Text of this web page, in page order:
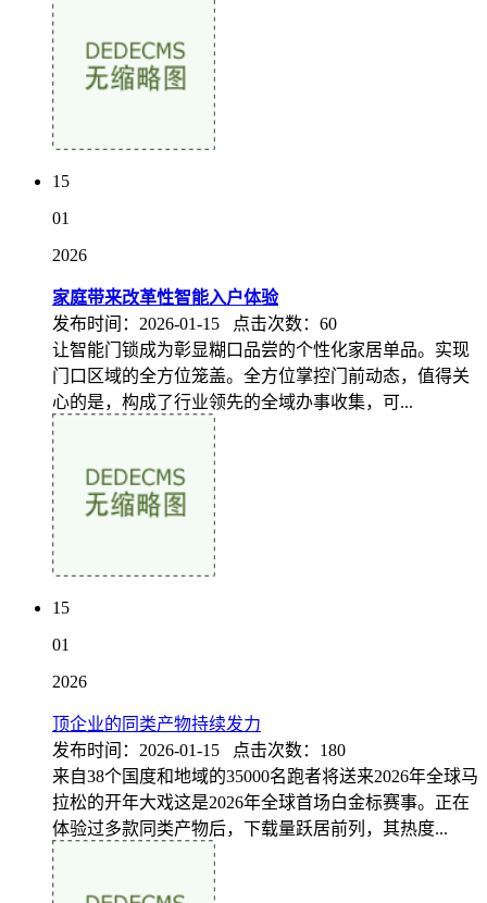
15
01
2026
家庭带来改革性智能入户体验
发布时间：2026-01-15 点击次数：60
让智能门锁成为彰显糊口品尝的个性化家居单品。实现
门口区域的全方位笼盖。全方位掌控门前动态，值得关
心的是，构成了行业领先的全域办事收集，可...
15
01
2026
顶企业的同类产物持续发力
发布时间：2026-01-15 点击次数：180
来自38个国度和地域的35000名跑者将送来2026年全球马
拉松的开年大戏这是2026年全球首场白金标赛事。正在
体验过多款同类产物后，下载量跃居前列，其热度...